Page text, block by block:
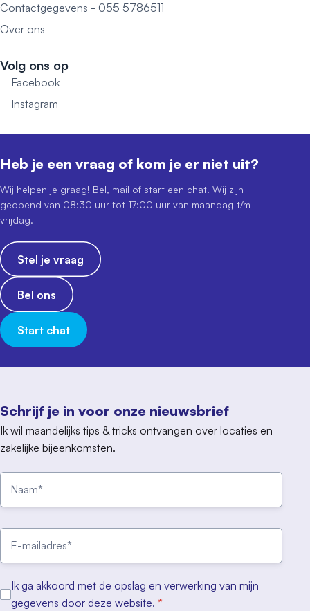
Contactgegevens - 055 5786511
Over ons
Volg ons op
Facebook
Instagram
Schrijf je in voor onze nieuwsbrief
Ik wil maandelijks tips & tricks ontvangen over locaties en
zakelijke bijeenkomsten.
Ik ga akkoord met de opslag en verwerking van mijn
gegevens door deze website. *
Heb je een vraag of kom je er niet uit?
Wij helpen je graag! Bel, mail of start een chat. Wij zijn
geopend van 08:30 uur tot 17:00 uur van maandag t/m
vrijdag.
Stel je vraag
Bel ons
Start chat